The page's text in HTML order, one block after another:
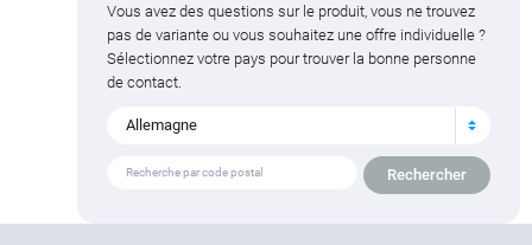
Vous avez des questions sur le produit, vous ne trouvez
pas de variante ou vous souhaitez une offre individuelle ?
Sélectionnez votre pays pour trouver la bonne personne
de contact.
Allemagne